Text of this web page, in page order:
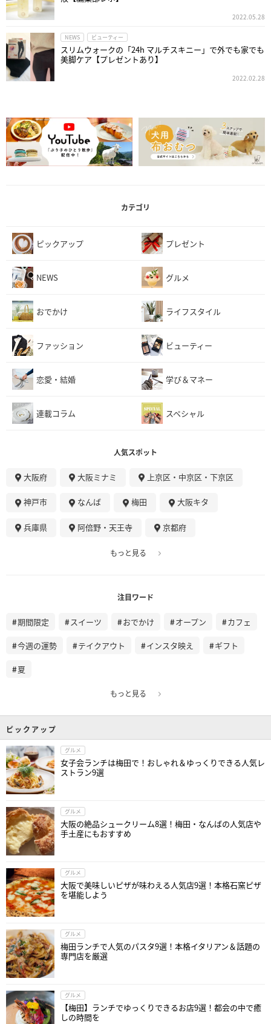
2022.05.28
NEWS ビューティー
スリムウォークの「24h マルチスキニー」で外でも家でも
美脚ケア【プレゼントあり】
2022.02.28
カテゴリ
ピックアップ プレゼント
NEWS グルメ
おでかけ ライフスタイル
ファッション ビューティー
恋愛・結婚 学び＆マネー
連載コラム スペシャル
人気スポット
大阪府 大阪ミナミ 上京区・中京区・下京区
神戸市 なんば 梅田 大阪キタ
兵庫県 阿倍野・天王寺 京都府
もっと見る
注目ワード
期間限定 スイーツ おでかけ オープン カフェ
今週の運勢 テイクアウト インスタ映え ギフト
夏
もっと見る
ピックアップ
グルメ
女子会ランチは梅田で！おしゃれ＆ゆっくりできる人気レ
ストラン9選
グルメ
大阪の絶品シュークリーム8選！梅田・なんばの人気店や
手土産にもおすすめ
グルメ
大阪で美味しいピザが味わえる人気店9選！本格石窯ピザ
を堪能しよう
グルメ
梅田ランチで人気のパスタ9選！本格イタリアン＆話題の
専門店を厳選
グルメ
【梅田】ランチでゆっくりできるお店9選！都会の中で癒
しの時間を